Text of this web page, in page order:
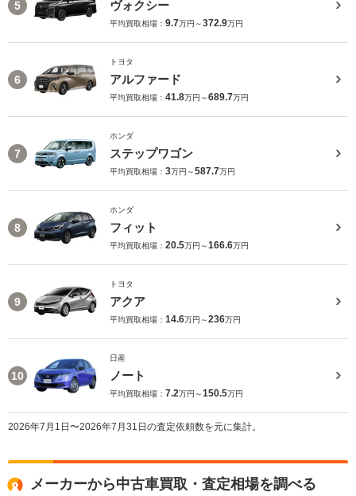
5 ヴォクシー
平均買取相場： 9.7万円～372.9万円
6
トヨタ
アルファード
平均買取相場： 41.8万円～689.7万円
7
ホンダ
ステップワゴン
平均買取相場： 3万円～587.7万円
8
ホンダ
フィット
平均買取相場： 20.5万円～166.6万円
9
トヨタ
アクア
平均買取相場： 14.6万円～236万円
10
日産
ノート
平均買取相場： 7.2万円～150.5万円
2026年7月1日〜2026年7月31日の査定依頼数を元に集計。
メーカーから中古車買取・査定相場を調べる